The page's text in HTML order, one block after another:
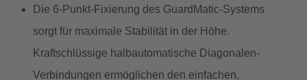
Die 6-Punkt-Fixierung des GuardMatic-Systems
sorgt für maximale Stabilität in der Höhe.
Kraftschlüssige halbautomatische Diagonalen-
Verbindungen ermöglichen den einfachen,